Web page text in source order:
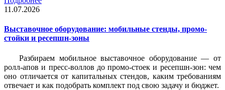
11.07.2026
Выставочное оборудование: мобильные стенды, промо-
стойки и ресепшн-зоны
Разбираем мобильное выставочное оборудование — от
ролл-апов и пресс-воллов до промо-стоек и ресепшн-зон: чем
оно отличается от капитальных стендов, каким требованиям
отвечает и как подобрать комплект под свою задачу и бюджет.